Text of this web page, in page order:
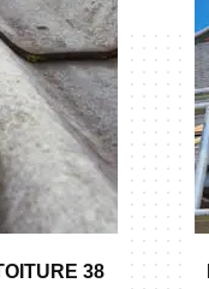
38